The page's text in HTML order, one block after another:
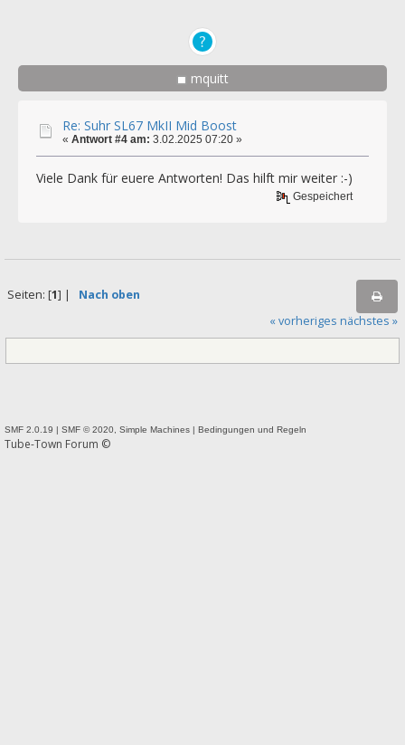
mquitt
Re: Suhr SL67 MkII Mid Boost
« Antwort #4 am: 3.02.2025 07:20 »
Viele Dank für euere Antworten! Das hilft mir weiter :-)
Gespeichert
Seiten: [1] | Nach oben
« vorheriges nächstes »
SMF 2.0.19 | SMF © 2020 Simple Machines | Bedingungen und Regeln
Tube-Town Forum ©